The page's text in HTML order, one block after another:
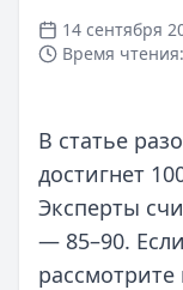
14 сентября
Время чтения:
В статье
достигнет
Эксперты
— 85–90.